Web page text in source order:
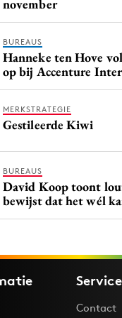
november
BUREAUS
Hanneke ten Hove
op bij Accenture
MERKSTRATEGIE
Gestileerde Kiwi
BUREAUS
David Koop toont
bewijst dat het wél
Contact